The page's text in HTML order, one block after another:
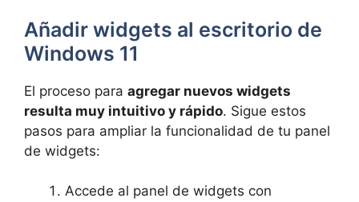
Añadir widgets al escritorio de
Windows 11
El proceso para agregar nuevos widgets
resulta muy intuitivo y rápido. Sigue estos
pasos para ampliar la funcionalidad de tu panel
de widgets:
Accede al panel de widgets con